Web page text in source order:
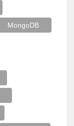
MongoDB